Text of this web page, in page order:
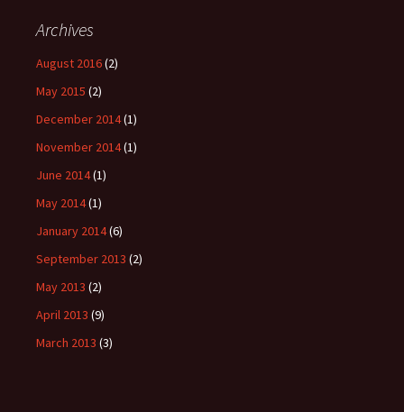
Archives
August 2016(2)
May 2015 (2)
December 2014(1)
November 2014(1)
June 2014(1)
May 2014(1)
January 2014(6)
September 2013 (2)
May 2013 (2)
April 2013 (9)
March 2013 (3)